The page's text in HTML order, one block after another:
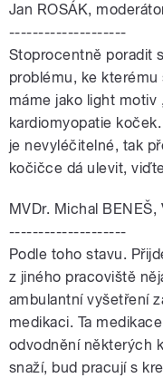
Jan ROSÁK,
--------------------
Stoprocentně poradit
problému, ke
máme jako light
kardiomyopatie
je nevyléčitelné, tak
kočičce dá ulevit,
MVDr. Michal
--------------------
Podle toho stavu.
z jiného pracoviště
ambulantní vyšetření
medikaci. Ta
odvodnění některých
snaží, bud pracují s